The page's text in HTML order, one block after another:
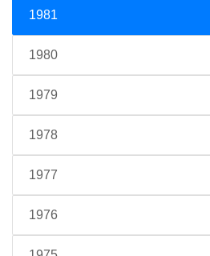
1981
1980
1979
1978
1977
1976